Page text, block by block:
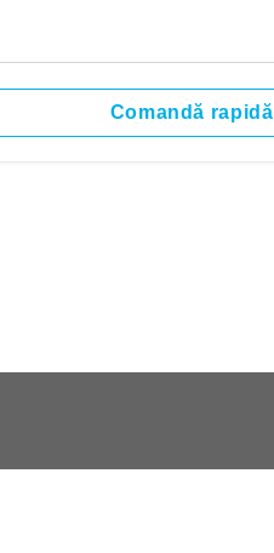
Comandă rapidă